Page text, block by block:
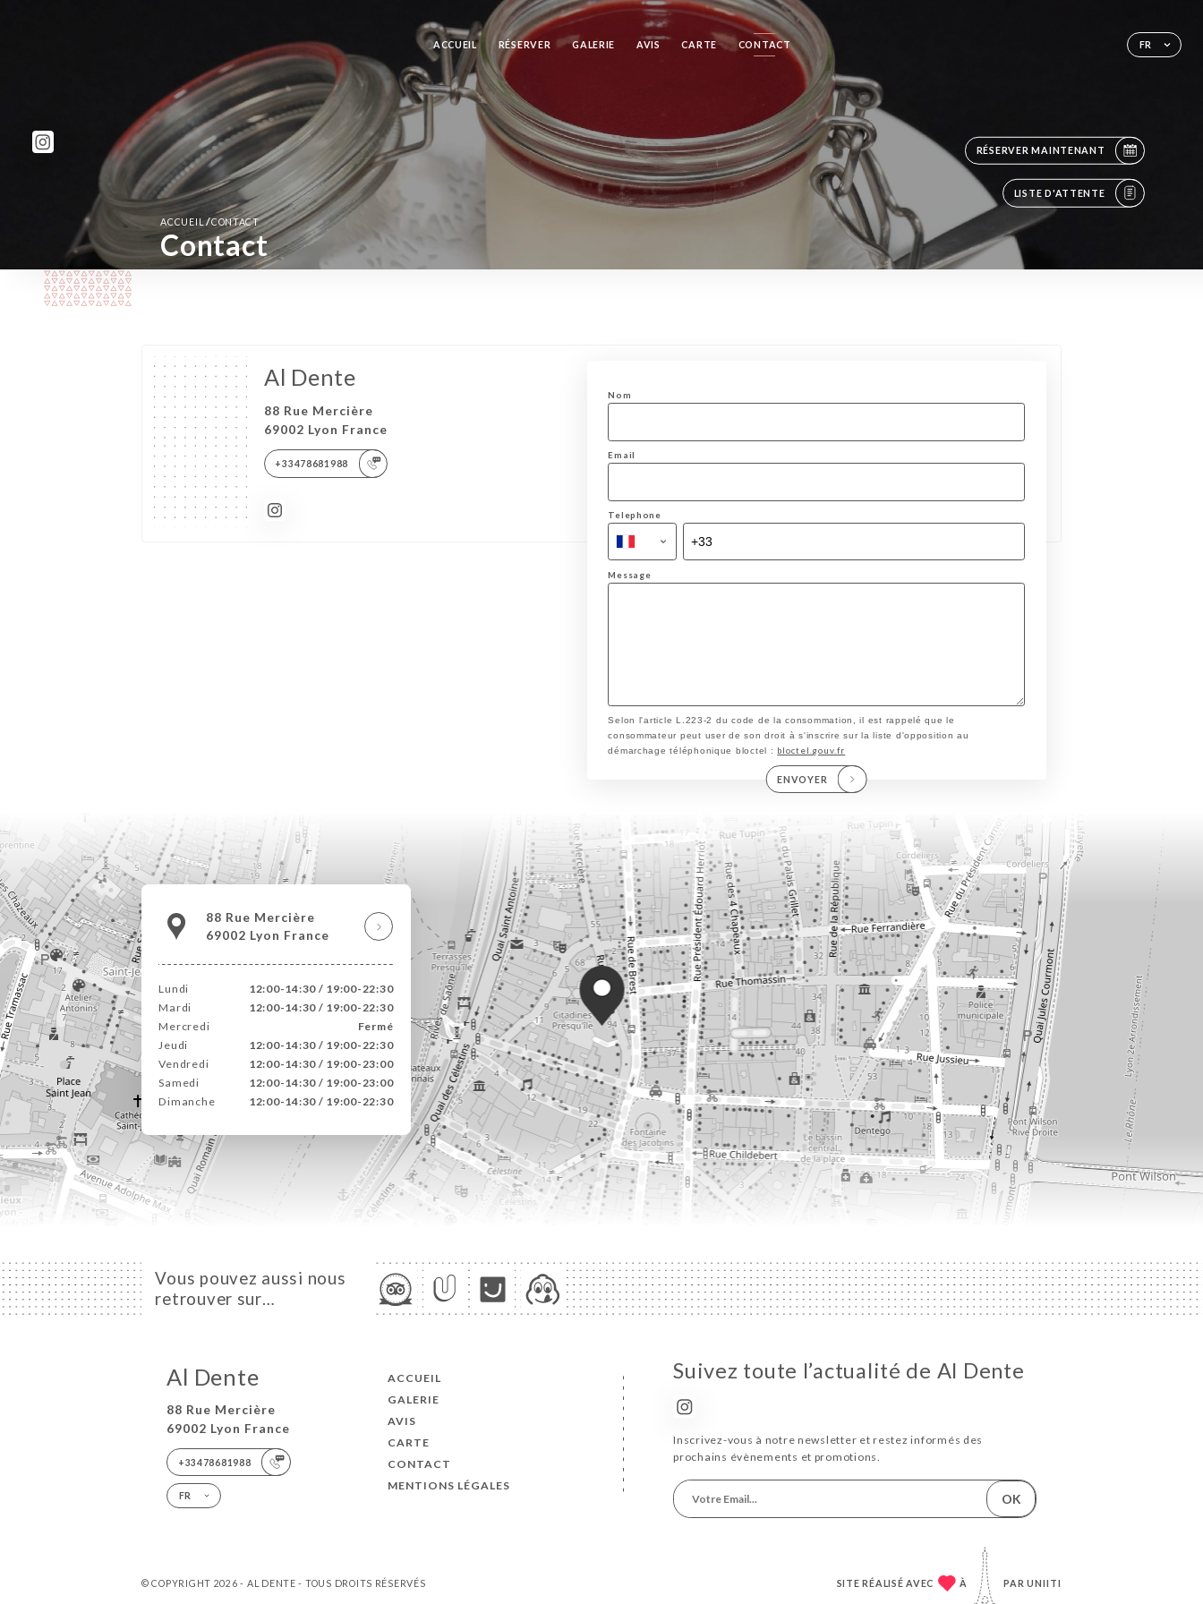
FR
ACCUEIL RÉSERVER GALERIE AVIS CARTE CONTACT
RÉSERVER MAINTENANT
LISTE D'ATTENTE
ACCUEIL/CONTACT
Contact
Al Dente
88 Rue Mercière
69002 Lyon France
+33478681988
Nom
Email
Telephone
Message
Selon l'article L.223-2 du code de la consommation, il est rappelé que le
consommateur peut user de son droit à s'inscrire sur la liste d'opposition au
démarchage téléphonique bloctel : bloctel.gouv.fr
ENVOYER
88 Rue Mercière
69002 Lyon France
Lundi
12:00-14:30 / 19:00-22:30
Mardi
12:00-14:30 / 19:00-22:30
Mercredi
Fermé
Jeudi
12:00-14:30 / 19:00-22:30
Vendredi
12:00-14:30 / 19:00-23:00
Samedi
12:00-14:30 / 19:00-23:00
Dimanche
12:00-14:30 / 19:00-22:30
Vous pouvez aussi nous
retrouver sur…
Al Dente
88 Rue Mercière
69002 Lyon France
+33478681988
FR
ACCUEIL
GALERIE
AVIS
CARTE
CONTACT
MENTIONS LÉGALES
Suivez toute l’actualité de Al Dente
Inscrivez-vous à notre newsletter et restez informés des
prochains évènements et promotions.
OK
© COPYRIGHT 2026 - AL DENTE - TOUS DROITS RÉSERVÉS SITE RÉALISÉ AVEC À PARUNIITI